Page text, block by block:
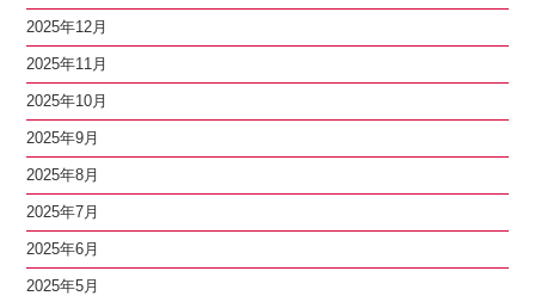
2025年12月
2025年11月
2025年10月
2025年9月
2025年8月
2025年7月
2025年6月
2025年5月